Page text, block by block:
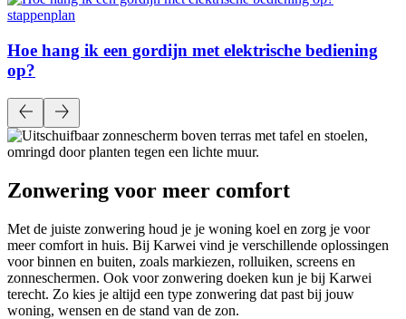
stappenplan
Hoe hang ik een gordijn met elektrische bediening
op?
Zonwering voor meer comfort
Met de juiste zonwering houd je je woning koel en zorg je voor
meer comfort in huis. Bij Karwei vind je verschillende oplossingen
voor binnen en buiten, zoals markiezen, rolluiken, screens en
zonneschermen. Ook voor zonwering doeken kun je bij Karwei
terecht. Zo kies je altijd een type zonwering dat past bij jouw
woning, wensen en de stand van de zon.